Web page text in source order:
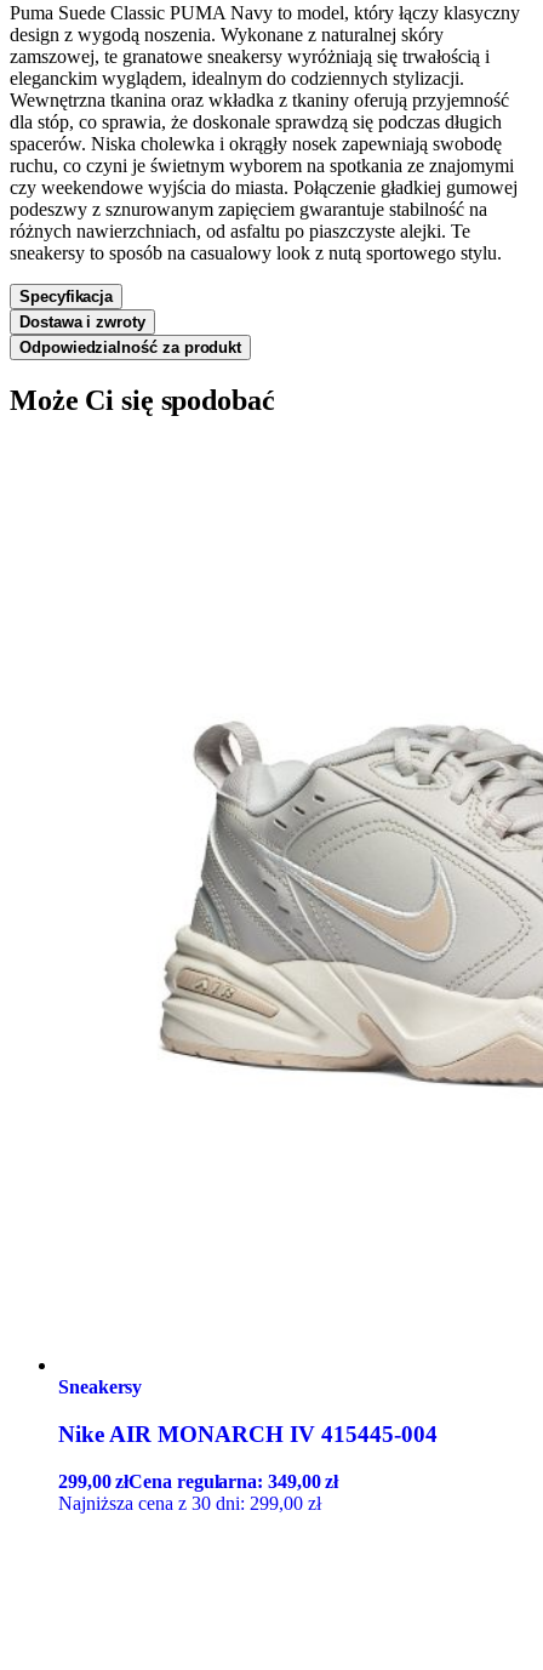
Puma Suede Classic PUMA Navy to model, który łączy klasyczny
design z wygodą noszenia. Wykonane z naturalnej skóry
zamszowej, te granatowe sneakersy wyróżniają się trwałością i
eleganckim wyglądem, idealnym do codziennych stylizacji.
Wewnętrzna tkanina oraz wkładka z tkaniny oferują przyjemność
dla stóp, co sprawia, że doskonale sprawdzą się podczas długich
spacerów. Niska cholewka i okrągły nosek zapewniają swobodę
ruchu, co czyni je świetnym wyborem na spotkania ze znajomymi
czy weekendowe wyjścia do miasta. Połączenie gładkiej gumowej
podeszwy z sznurowanym zapięciem gwarantuje stabilność na
różnych nawierzchniach, od asfaltu po piaszczyste alejki. Te
sneakersy to sposób na casualowy look z nutą sportowego stylu.
Specyfikacja
Dostawa i zwroty
Odpowiedzialność za produkt
Może Ci się spodobać
Sneakersy
Nike AIR MONARCH IV 415445-004
299,00złCena regularna:349,00zł
Najniższa cena z 30 dni: 299,00 zł